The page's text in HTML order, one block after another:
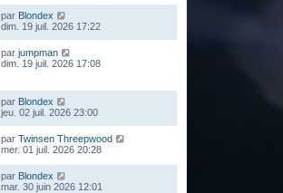
par Blondex
dim. 19 juil. 2026 17:22
par jumpman
dim. 19 juil. 2026 17:08
par Blondex
jeu. 02 juil. 2026 23:00
par Twinsen Threepwood
mer. 01 juil. 2026 20:28
par Blondex
mar. 30 juin 2026 12:01